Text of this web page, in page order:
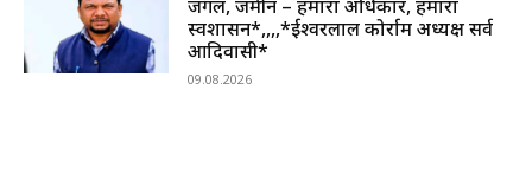
जंगल, जमीन – हमारा अधिकार, हमारा
स्वशासन*,,,,*ईश्वरलाल कोर्राम अध्यक्ष सर्व
आदिवासी*
09.08.2026